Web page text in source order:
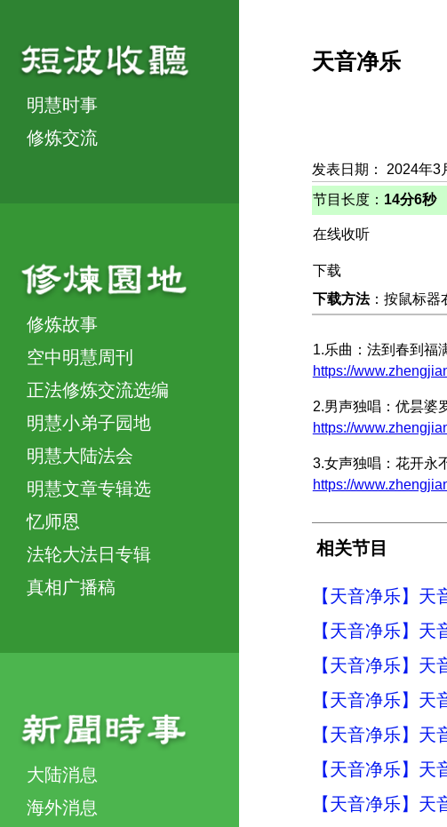
明慧时事
修炼交流
修炼故事
空中明慧周刊
正法修炼交流选编
明慧小弟子园地
明慧大陆法会
明慧文章专辑选
忆师恩
法轮大法日专辑
真相广播稿
大陆消息
海外消息
天音净乐
发表日期： 2024年3
节目长度： 14分6秒
在线收听
下载
下载方法：按鼠标器
1.乐曲：法到春到福
https://
2.男声独唱：优昙婆
https://
3.女声独唱：花开永
https://
相关节目
【天音净乐】天
【天音净乐】天
【天音净乐】天
【天音净乐】天
【天音净乐】天
【天音净乐】天
【天音净乐】天